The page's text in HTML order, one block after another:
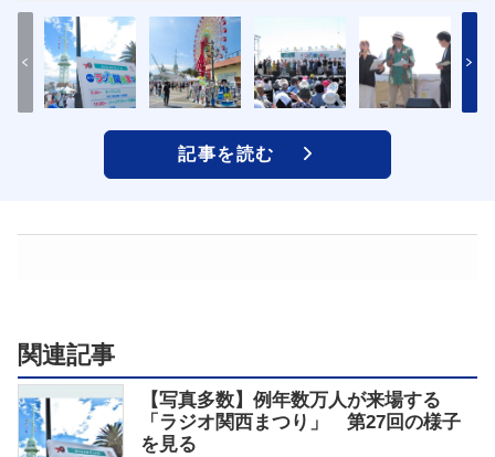
記事を読む
関連記事
【写真多数】例年数万人が来場する
「ラジオ関西まつり」 第27回の様子
を見る